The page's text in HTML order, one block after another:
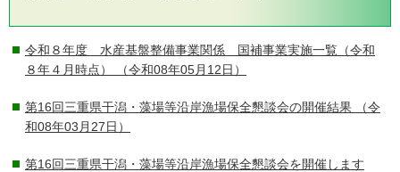
令和８年度 水産基盤整備事業関係 国補事業実施一覧（令和
８年４月時点）
（令和08年05月12日）
第16回三重県干潟・藻場等沿岸漁場保全懇談会の開催結果 （令
和08年03月27日）
第16回三重県干潟・藻場等沿岸漁場保全懇談会を開催します